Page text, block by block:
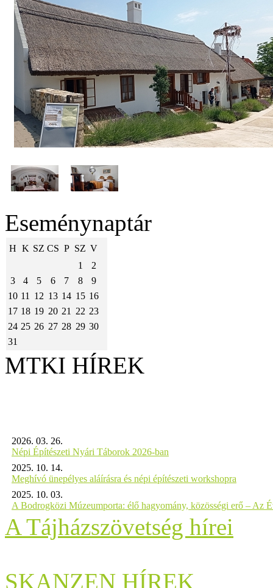
Eseménynaptár
H K SZ CS P SZ V
1
2
3
4 5 6 7 8
9
10 11 12 13 14 15 16
17 18 19 20 21 22 23
24 25 26 27 28 29 30
31
MTKI HÍREK
2026. 03. 26.
Népi Építészeti Nyári Táborok 2026-ban
2025. 10. 14.
Meghívó ünepélyes aláírásra és népi építészeti workshopra
2025. 10. 03.
A Bodrogközi Múzeumporta: élő hagyomány, közösségi erő – Az
A Tájházszövetség hírei
SKANZEN HÍREK